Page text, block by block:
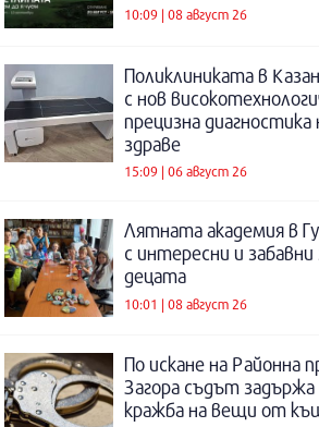
10:09 | 08 август 26
Поликлиниката в
с нов
прецизна
здраве
15:09 | 06 август 26
Лятната академия в
с интересни и забавни
децата
10:01 | 08 август 26
По искане на Районна
Загора съдът задържа
кражба на вещи от